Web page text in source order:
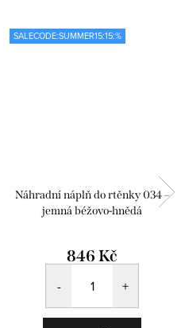
SALECODE:SUMMER15:15:%
Náhradní náplň do rtěnky 034 –
jemná béžovo-hnědá
846 Kč